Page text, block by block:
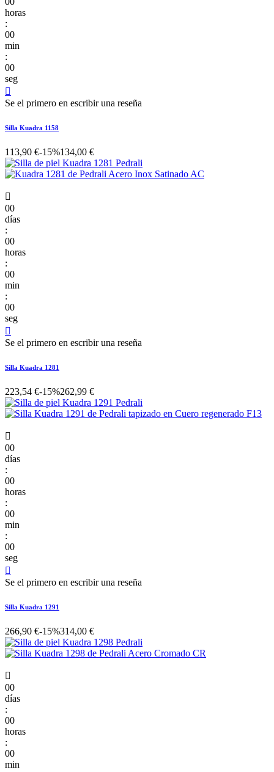
horas
:
00
min
:
00
seg

Se el primero en escribir una reseña
Silla Kuadra 1158
113,90 €-15%134,00 €

00
días
:
00
horas
:
00
min
:
00
seg

Se el primero en escribir una reseña
Silla Kuadra 1281
223,54 €-15%262,99 €

00
días
:
00
horas
:
00
min
:
00
seg

Se el primero en escribir una reseña
Silla Kuadra 1291
266,90 €-15%314,00 €

00
días
:
00
horas
:
00
min